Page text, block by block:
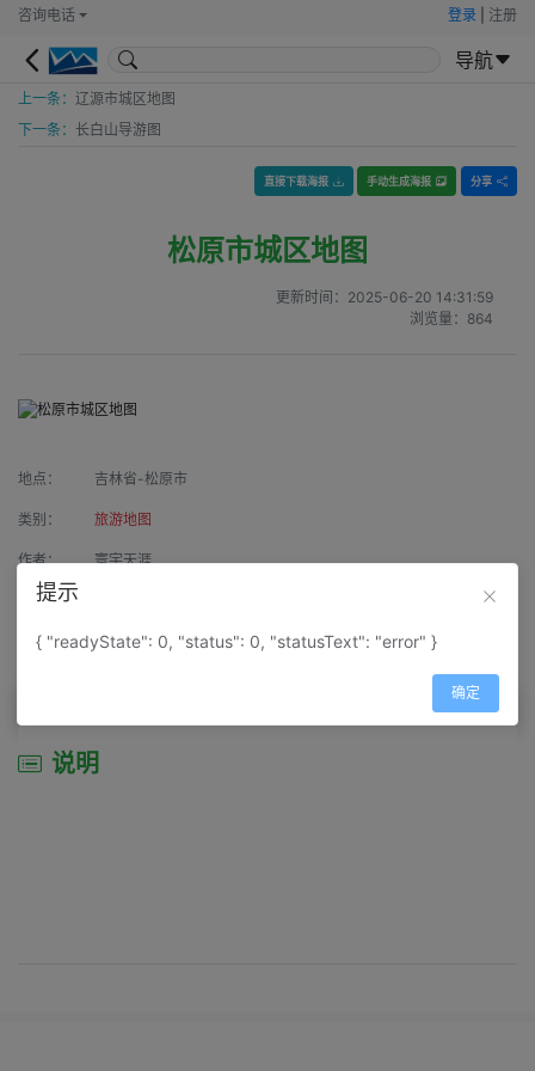
咨询电话 登录 注册
导航
上一条： 辽源市城区地图
下一条： 长白山导游图
直接下载海报 手动生成海报 分享
松原市城区地图
更新时间： 2025-06-20 14:31:59
浏览量： 864
地点： 吉林省-松原市
类别： 旅游地图
作者： 寰宇天涯
来源：
属性： 地图属性： 地图类型-城市城区图
说明
提示
{ "readyState": 0, "status": 0, "statusText": "error" }
确定